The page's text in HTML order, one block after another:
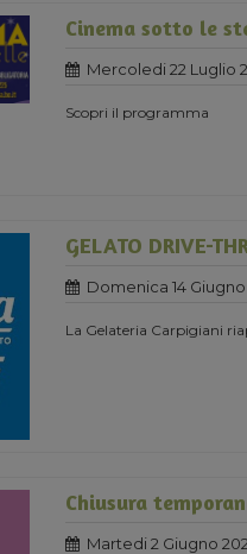
Cinema sotto le
Mercoledi 22 Luglio
Scopri il programma
GELATO DRIVE-
Domenica 14
La Gelateria Carpigiani
Chiusura
Martedi 2 Giugno